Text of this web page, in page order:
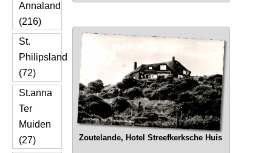
Annaland
(216)
St.
Philipsland
(72)
St.anna
Ter
Muiden
(27)
Zoutelande, Hotel Streefkerksche Huis